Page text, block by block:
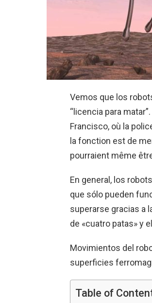
Vemos que los
“licencia para matar”.
Francisco, où la
la fonction est de
pourraient même
En general, los
que sólo pueden
superarse gracias a
de «cuatro patas» y
Movimientos del
superficies
Table of